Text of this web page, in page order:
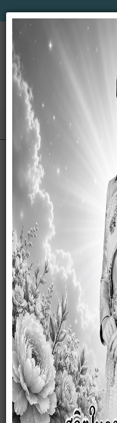
ประกาศ เรื่อง กา
คำนวณราคากลางง
ก่อสร้างถนนถอนกรี
ประกาศ เรื่อง การเปิดเ
กลางงานก่อสร้าง โครง
สายวัดไทรงาม หมู่ที่ 7